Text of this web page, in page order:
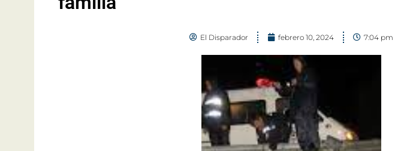
El Disparador febrero 10, 2024 7:04 pm